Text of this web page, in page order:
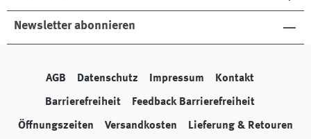
Newsletter abonnieren
AGB Datenschutz Impressum Kontakt
Barrierefreiheit Feedback Barrierefreiheit
Öffnungszeiten Versandkosten Lieferung & Retouren